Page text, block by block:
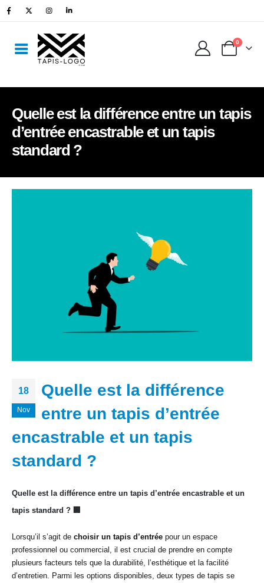
0
Quelle est la différence entre un tapis
d’entrée encastrable et un tapis
standard ?
18
Nov
Quelle est la différence
entre un tapis d’entrée
encastrable et un tapis
standard ?
Quelle est la différence entre un tapis d’entrée encastrable et un
tapis standard ? 🏢
Lorsqu’il s’agit de choisir un tapis d’entrée pour un espace
professionnel ou commercial, il est crucial de prendre en compte
plusieurs facteurs tels que la durabilité, l’esthétique et la facilité
d’entretien. Parmi les options disponibles, deux types de tapis se